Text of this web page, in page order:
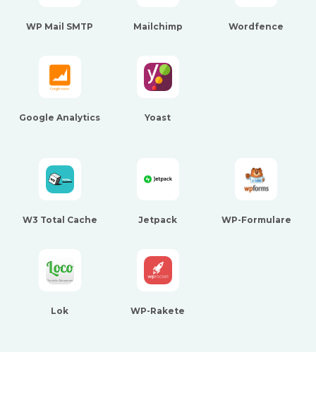
WP Mail SMTP Mailchimp Wordfence
Google Analytics Yoast
W3 Total Cache Jetpack WP-Formulare
Lok WP-Rakete